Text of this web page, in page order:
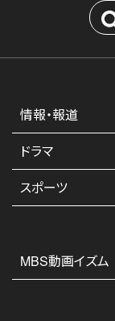
情報・報道
ドラマ
スポーツ
MBS動画イズム